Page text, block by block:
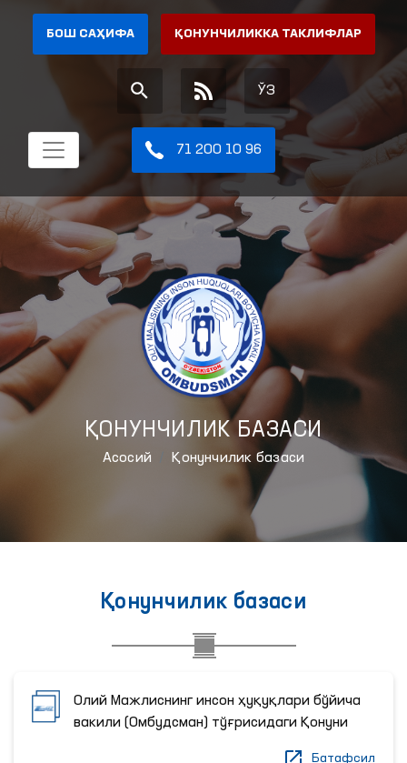
БОШ САҲИФА ҚОНУНЧИЛИККА ТАКЛИФЛАР
ЎЗ
71 200 10 96
ҚОНУНЧИЛИК БАЗАСИ
Aсосий Қонунчилик базаси
Қонунчилик базаси
Олий Мажлиснинг инсон ҳуқуқлари бўйича
вакили (Омбудсман) тўғрисидаги Қонуни
Батафсил